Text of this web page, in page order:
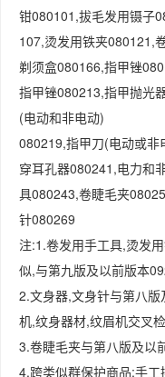
钳080101,拔毛发用镊子
107,烫发用铁夹080121,
剃须盒080166,指甲锉
指甲锉080213,指甲抛光
(电动和非电动)
080219,指甲刀(电动或
穿耳孔器080241,电力和
具080243,卷睫毛夹
针080269
注:1.卷发用手工具,烫发
似,与第九版及以前版本
2.文身器,文身针与第八
机,纹身器材,纹眉机交叉
3.卷睫毛夹与第八版及以
4.跨类似群保护商品:手